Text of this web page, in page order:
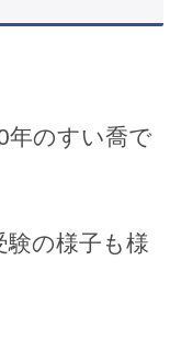
年のすい喬で
験の様子も様